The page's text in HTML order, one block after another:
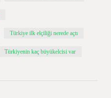
Türkiye ilk elçiliği nerede açtı
Türkiyenin kaç büyükelcisi var